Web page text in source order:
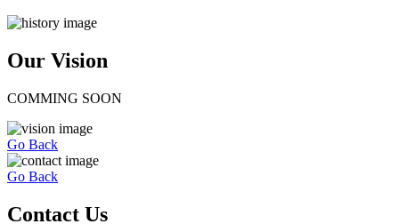
Our Vision
COMMING SOON
Go Back
Go Back
Contact Us